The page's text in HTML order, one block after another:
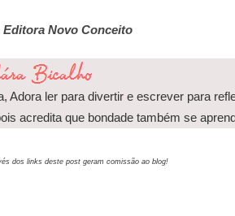
Editora Novo Conceito
Adora ler para divertir e escrever para
acredita que bondade também se
dos links deste post geram comissão ao blog!